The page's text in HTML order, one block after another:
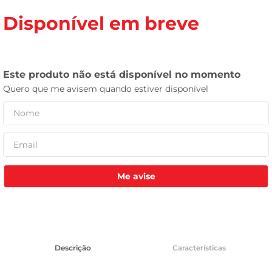
Disponível em breve
Me avise
Descrição Características
leite
celular